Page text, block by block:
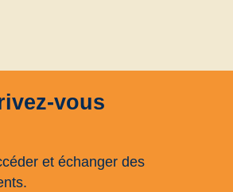
vous
et échanger des